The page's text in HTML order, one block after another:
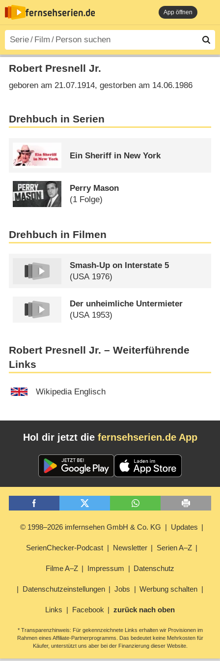
App öffnen
Robert Presnell Jr.
geboren am 21.07.1914, gestorben am 14.06.1986
Drehbuch in Serien
Ein Sheriff in New York
Perry Mason
(1 Folge)
Drehbuch in Filmen
Smash-Up on Interstate 5
(USA1976)
Der unheimliche Untermieter
(USA1953)
Robert Presnell Jr. – Weiterführende
Links
Wikipedia Englisch
Hol dir jetzt die fernsehserien.de App
© 1998–2026 imfernsehen GmbH & Co. KG Updates
SerienChecker-Podcast Newsletter Serien A–Z
Filme A–Z Impressum Datenschutz
Datenschutzeinstellungen Jobs Werbung schalten
Links Facebook zurück nach oben
* Transparenzhinweis: Für gekennzeichnete Links erhalten wir Provisionen im
Rahmen eines Affiliate-Partnerprogramms. Das bedeutet keine Mehrkosten für
Käufer, unterstützt uns aber bei der Finanzierung dieser Website.